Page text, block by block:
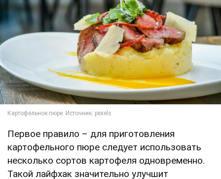
Первое правило – для приготовления
картофельного пюре следует использовать
несколько сортов картофеля одновременно.
Такой лайфхак значительно улучшит